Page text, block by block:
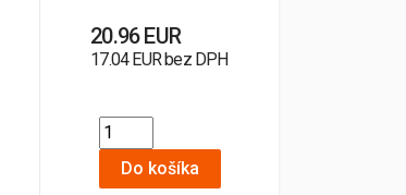
20.96 EUR
17.04 EUR bez DPH
Do košíka